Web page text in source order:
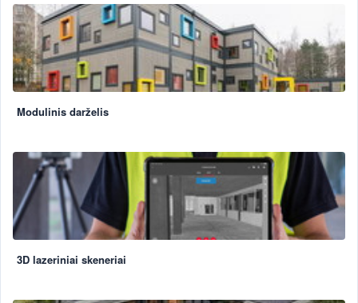
Modulinis darželis
3D lazeriniai skeneriai